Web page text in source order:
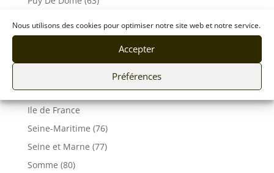
Nous utilisons des cookies pour optimiser notre site web et notre service.
Accepter
Préférences
Rhône (69)
Haute-Savoie (74)
Ile de France
Seine-Maritime (76)
Seine et Marne (77)
Somme (80)